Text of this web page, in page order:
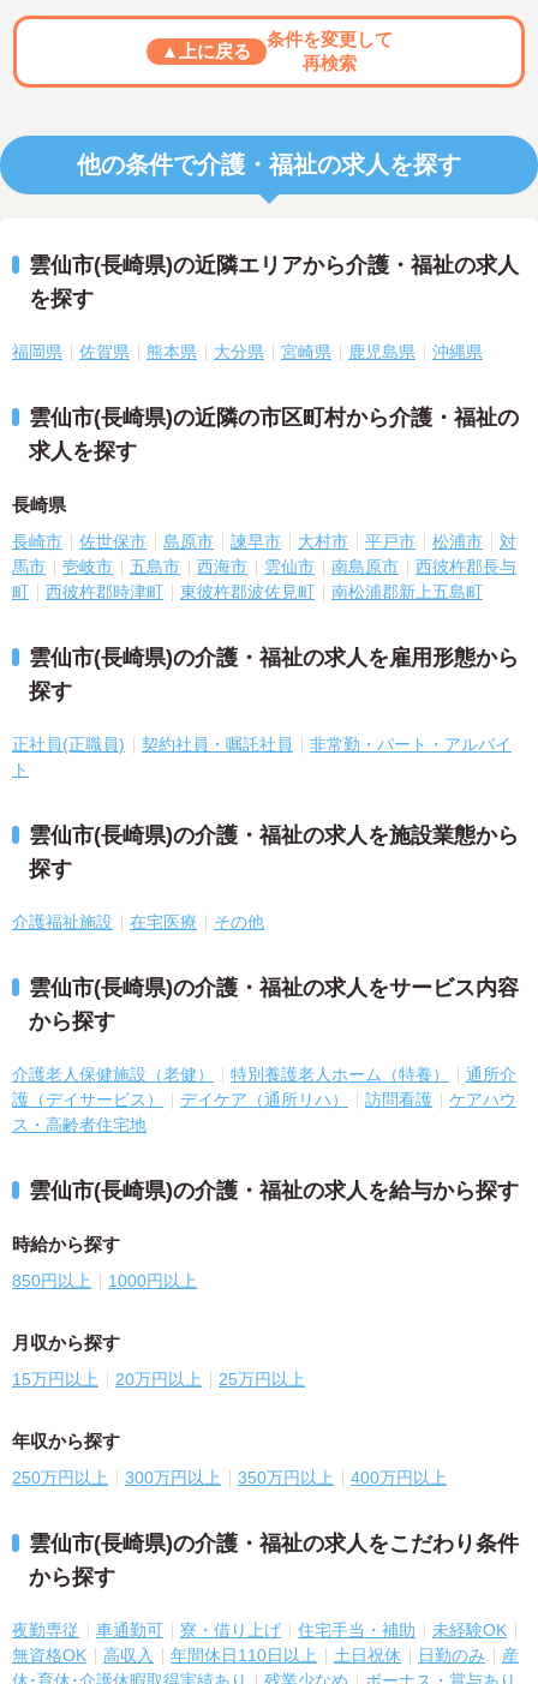
▲上に戻る
条件を変更して
再検索
他の条件で介護・福祉の求人を探す
雲仙市(長崎県)の近隣エリアから介護・福祉の求人
を探す
福岡県 佐賀県 熊本県 大分県 宮崎県 鹿児島県 沖縄県
雲仙市(長崎県)の近隣の市区町村から介護・福祉の
求人を探す
長崎県
長崎市 佐世保市 島原市 諫早市 大村市 平戸市 松浦市
対
馬市
壱岐市 五島市 西海市 雲仙市 南島原市
西彼杵郡長与
町
西彼杵郡時津町 東彼杵郡波佐見町 南松浦郡新上五島町
雲仙市(長崎県)の介護・福祉の求人を雇用形態から
探す
正社員(正職員) 契約社員・嘱託社員
非常勤・パート・アルバイ
ト
雲仙市(長崎県)の介護・福祉の求人を施設業態から
探す
介護福祉施設 在宅医療 その他
雲仙市(長崎県)の介護・福祉の求人をサービス内容
から探す
介護老人保健施設（老健） 特別養護老人ホーム（特養）
通所介
護（デイサービス）
デイケア（通所リハ） 訪問看護
ケアハウ
ス・高齢者住宅地
雲仙市(長崎県)の介護・福祉の求人を給与から探す
時給から探す
850円以上 1000円以上
月収から探す
15万円以上 20万円以上 25万円以上
年収から探す
250万円以上 300万円以上 350万円以上 400万円以上
雲仙市(長崎県)の介護・福祉の求人をこだわり条件
から探す
夜勤専従 車通勤可 寮・借り上げ 住宅手当・補助
未経験OK
無資格OK
高収入 年間休日110日以上 土日祝休 日勤のみ
産